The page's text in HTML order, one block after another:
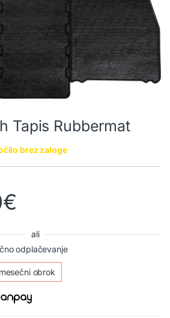
Tapis Rubbermat
brez zaloge
€
ali
odplačevanje
obrok